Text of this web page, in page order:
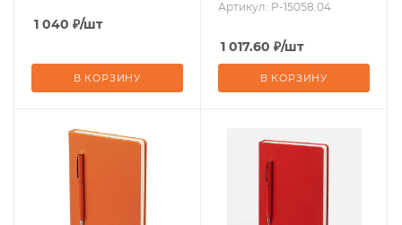
1 040 ₽/шт
В КОРЗИНУ
Артикул: P-15058.04
1 017.60 ₽/шт
В КОРЗИНУ